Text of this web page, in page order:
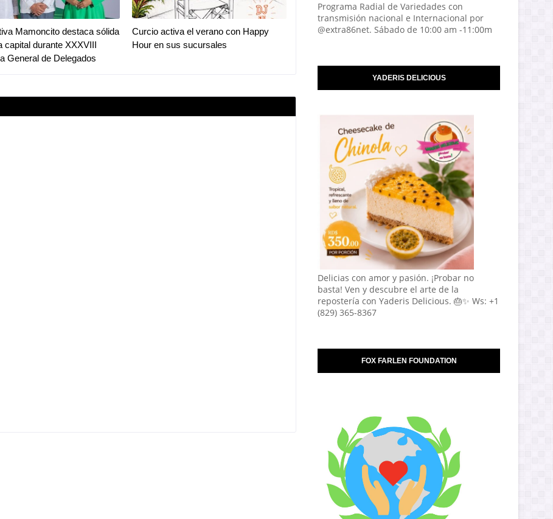
Mamoncito destaca sólida
capital durante XXXVIII
General de Delegados
Curcio activa el verano con Happy
Hour en sus sucursales
Programa Radial de Variedades con
transmisión nacional e Internacional por
@extra86net. Sábado de 10:00 am -11:00m
YADERIS DELICIOUS
Delicias con amor y pasión. ¡Probar no
basta! Ven y descubre el arte de la
repostería con Yaderis Delicious. 🎂✨ Ws: +1
(829) 365-8367
FOX FARLEN FOUNDATION